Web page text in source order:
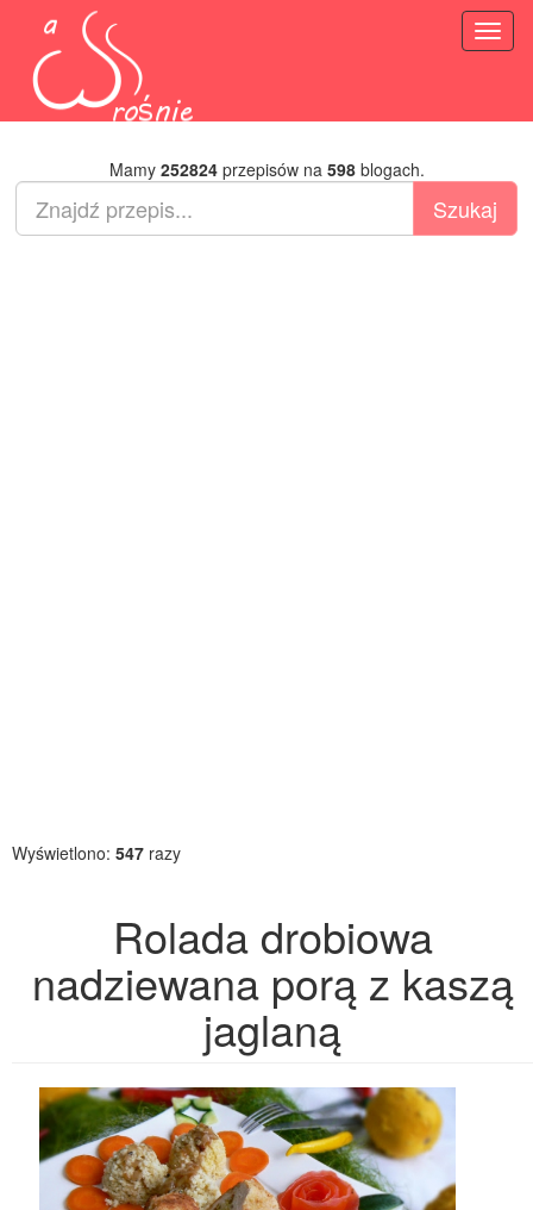
Mamy 252824przepisów na 598blogach.
Wyświetlono: 547 razy
Rolada drobiowa
nadziewana porą z kaszą
jaglaną